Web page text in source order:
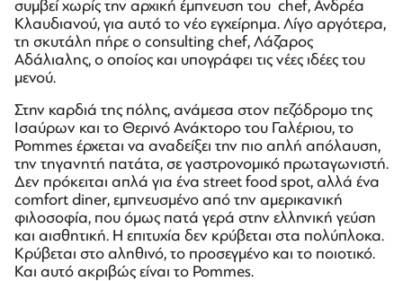
συμβεί χωρίς την αρχική έμπνευση του chef, Ανδρέα
Κλαυδιανού, για αυτό το νέο εγχείρημα. Λίγο αργότερα,
τη σκυτάλη πήρε ο consulting chef, Λάζαρος
Αδάλιαλης, ο οποίος και υπογράφει τις νέες ιδέες του
μενού.
Στην καρδιά της πόλης, ανάμεσα στον πεζόδρομο της
Ισαύρων και το Θερινό Ανάκτορο του Γαλέριου, το
Pommes έρχεται να αναδείξει την πιο απλή απόλαυση,
την τηγανητή πατάτα, σε γαστρονομικό πρωταγωνιστή.
Δεν πρόκειται απλά για ένα street food spot, αλλά ένα
comfort diner, εμπνευσμένο από την αμερικανική
φιλοσοφία, που όμως πατά γερά στην ελληνική γεύση
και αισθητική. Η επιτυχία δεν κρύβεται στα πολύπλοκα.
Κρύβεται στο αληθινό, το προσεγμένο και το ποιοτικό.
Και αυτό ακριβώς είναι το Pommes.